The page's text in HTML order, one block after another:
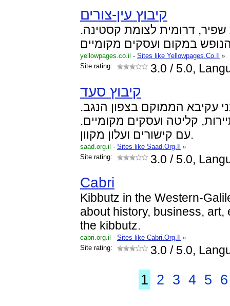
קיבוץ עין-צורים
דרומית לצומת קסטינה.
yellowpages.co.il - Sites like Yellowpages.Co.Il
»
Site rating:
3.0 / 5.0,
קיבוץ סעד
עקיבא הממוקם בצפון הנגב.
קליטה ועסקים מקומיים.
עם קישורים ועלון מקוון.
saad.org.il - Sites like Saad.Org.Il
»
Site rating:
3.0 / 5.0,
Cabri
Kibbutz in the Western-
about history, business, art,
the kibbutz.
cabri.org.il - Sites like Cabri.Org.Il
»
Site rating:
3.0 / 5.0,
1 2 3 4 5 6